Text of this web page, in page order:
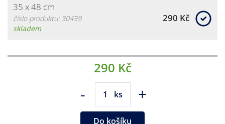
35 x 48 cm
číslo produktu: 30459
skladem
290 Kč
290 Kč
- ks +
Do košíku